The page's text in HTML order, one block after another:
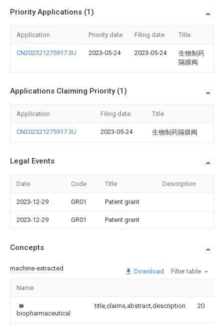
Priority Applications (1)
Application Priority date Filing date Title
CN202321275917.3U 2023-05-24 2023-05-24
生物制药
隔膜阀
Applications Claiming Priority (1)
Application Filing date Title
CN202321275917.3U 2023-05-24 生物制药隔膜阀
Legal Events
Date Code Title Description
2023-12-29 GR01 Patent grant
2023-12-29 GR01 Patent grant
Concepts
machine-extracted Download Filter table
Name
biopharmaceutical
title,claims,abstract,description 20